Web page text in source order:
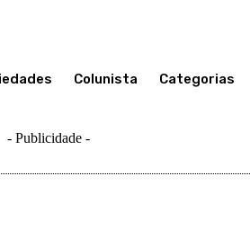
Colunista Categorias
- Publicidade -